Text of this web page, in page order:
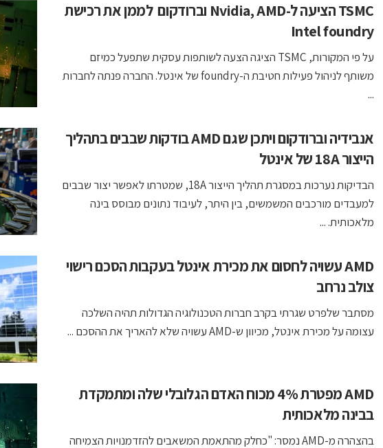
TSMC הציעה ל-Nvidia, AMD וברודקום לממן את רכישת
Intel foundry
על פי המקורות, TSMC הציגה הצעה לשותפות עסקית שתפעל כמיזם
משותף לניהול פעילות חטיבת ה-foundry של אינטל. החברה פנתה לחברות
...
אנבידיה וברודקום ויתכן שגם AMD בודקות שבבים בתהליך
הייצור 18A של אינטל
הבדיקות נערכות במסגרת תהליך הייצור 18A, שמטרתו לאפשר יצור שבבים
למעבדים מורכבים המשמשים, בין היתר, לעיבוד נתונים מבוסס בינה
מלאכותית. ...
AMD עשויה לחסום את מכירת אינטל בעקבות הסכם רישוי
צולב נרחב
מסתבר שלפרט שגרתי בקרב חברות הטכנולוגיה הגדולות תהיה השלכה
עצומה על מכירת אינטל, מכיוון ש-AMD עשויה שלא להאריך את ההסכם ...
AMD מפטרת 4% מכוח האדם הגלובלי שלה ומתמקדת
בבינה מלאכותית
בהצהרה מ-AMD נמסר: "כחלק מהתאמת המשאבים להזדמנויות הצמיחה